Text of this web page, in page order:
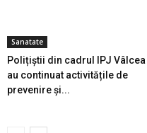
Sanatate
Polițiștii din cadrul IPJ Vâlcea
au continuat activitățile de
prevenire și...